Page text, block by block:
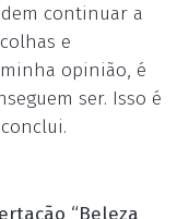
continuar a
e
opinião, é
ser. Isso é
“Beleza